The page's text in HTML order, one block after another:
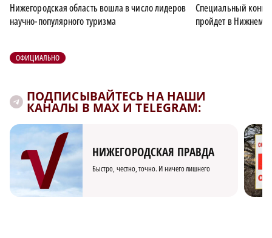
Нижегородская область вошла в число лидеров
научно-популярного туризма
Специальный
пройдет в Нижнем
ОФИЦИАЛЬНО
ПОДПИСЫВАЙТЕСЬ НА НАШИ
КАНАЛЫ В MAX И TELEGRAM:
НИЖЕГОРОДСКАЯ ПРАВДА
Быстро, честно, точно. И ничего лишнего